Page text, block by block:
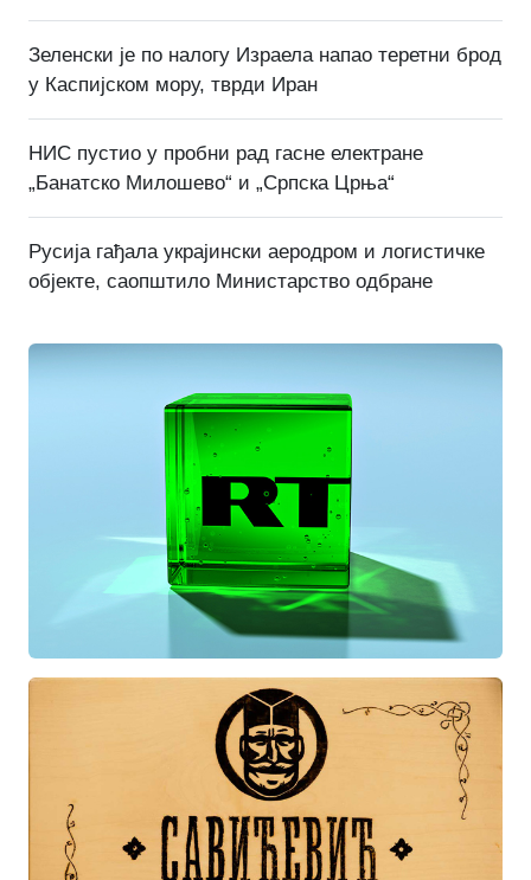
Зеленски је по налогу Израела напао теретни брод
у Каспијском мору, тврди Иран
НИС пустио у пробни рад гасне електране
„Банатско Милошево“ и „Српска Црња“
Русија гађала украјински аеродром и логистичке
објекте, саопштило Министарство одбране